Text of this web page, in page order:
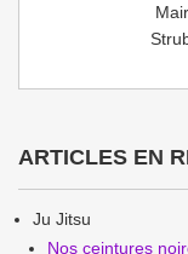
ARTICLES EN
Ju Jitsu
Nos ceintures